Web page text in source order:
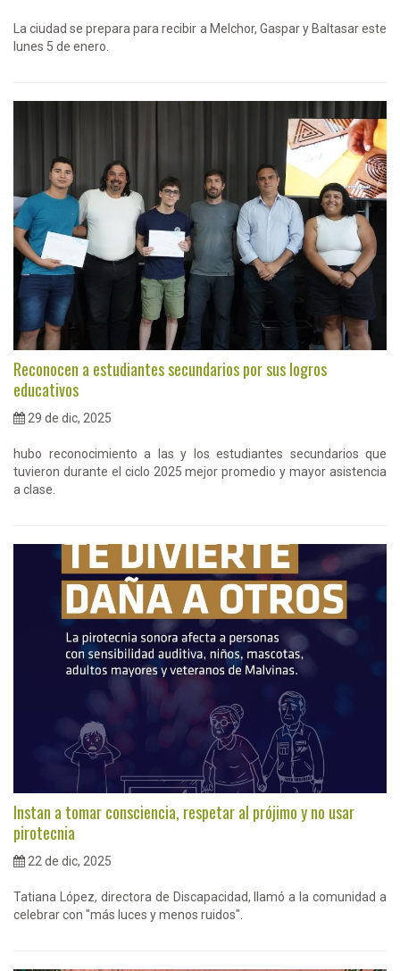
La ciudad se prepara para recibir a Melchor, Gaspar y Baltasar este
lunes 5 de enero.
Reconocen a estudiantes secundarios por sus logros
educativos
29 de dic, 2025
hubo reconocimiento a las y los estudiantes secundarios que
tuvieron durante el ciclo 2025 mejor promedio y mayor asistencia
a clase.
Instan a tomar consciencia, respetar al prójimo y no usar
pirotecnia
22 de dic, 2025
Tatiana López, directora de Discapacidad, llamó a la comunidad a
celebrar con "más luces y menos ruidos".